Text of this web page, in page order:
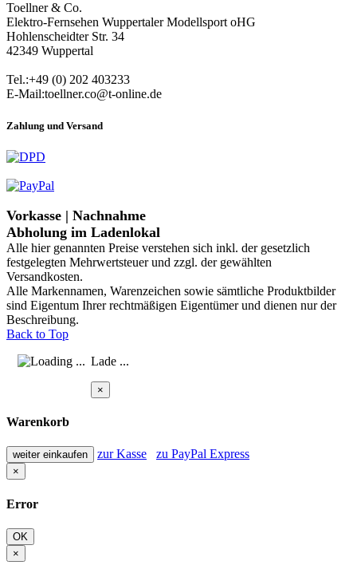
Toellner & Co.
Elektro-Fernsehen Wuppertaler Modellsport oHG
Hohlenscheidter Str. 34
42349 Wuppertal
Tel.:+49 (0) 202 403233
E-Mail:toellner.co@t-online.de
Zahlung und Versand
Vorkasse | Nachnahme
Abholung im Ladenlokal
Alle hier genannten Preise verstehen sich inkl. der gesetzlich
festgelegten Mehrwertsteuer und zzgl. der gewählten
Versandkosten.
Alle Markennamen, Warenzeichen sowie sämtliche Produktbilder
sind Eigentum Ihrer rechtmäßigen Eigentümer und dienen nur der
Beschreibung.
Back to Top
Lade ...
×
Warenkorb
weiter einkaufen zur Kasse zu PayPal Express
×
Error
OK
×